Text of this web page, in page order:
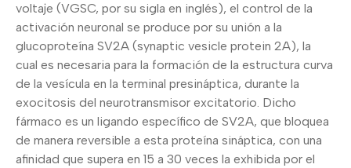
voltaje (VGSC, por su sigla en inglés), el control de la
activación neuronal se produce por su unión a la
glucoproteína SV2A (synaptic vesicle protein 2A), la
cual es necesaria para la formación de la estructura curva
de la vesícula en la terminal presináptica, durante la
exocitosis del neurotransmisor excitatorio. Dicho
fármaco es un ligando específico de SV2A, que bloquea
de manera reversible a esta proteína sináptica, con una
afinidad que supera en 15 a 30 veces la exhibida por el